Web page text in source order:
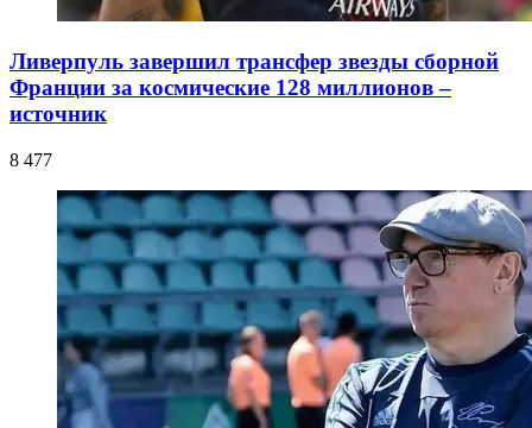
Ливерпуль завершил трансфер звезды сборной
Франции за космические 128 миллионов –
источник
8 477